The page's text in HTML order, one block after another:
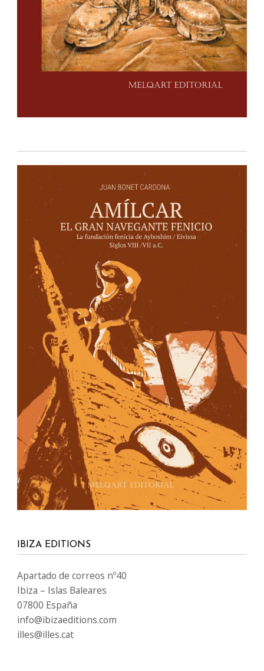
IBIZA EDITIONS
Apartado de correos nº40
Ibiza – Islas Baleares
07800 España
info@ibizaeditions.com
illes@illes.cat